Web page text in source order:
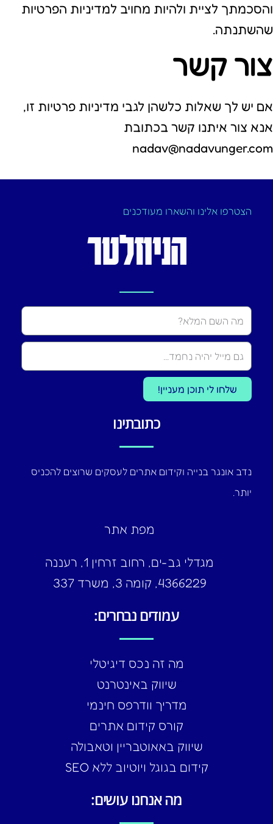
והסכמתך לציית ולהיות מחויב למדיניות הפרטיות
שהשתנתה.
צור קשר
אם יש לך שאלות כלשהן לגבי מדיניות פרטיות זו,
אנא צור איתנו קשר בכתובת
nadav@nadavunger.com
מה אנחנו עושים:
עמודים נבחרים:
מה זה נכס דיגיטלי
שיווק באינטרנט
מדריך וודרפס חינמי
קורס קידום אתרים
שיווק באאוטבריין וטאבולה
קידום בגוגל ויוטיוב ללא SEO
כתובתינו
נדב אונגר בנייה וקידום אתרים לעסקים שרוצים להכניס
יותר.
מפת אתר
מגדלי גב-ים, רחוב זרחין 1, רעננה
4366229, קומה 3, משרד 337
הצטרפו אלינו והשארו מעודכנים
הניוזלטר
Name
שלחו לי תוכן מעניין!